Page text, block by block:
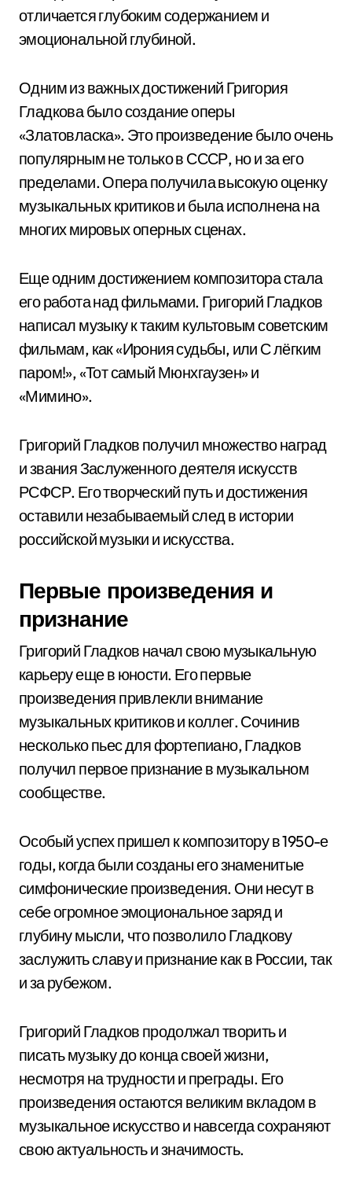
отличается глубоким содержанием и
эмоциональной глубиной.
Одним из важных достижений Григория
Гладкова было создание оперы
«Златовласка». Это произведение было очень
популярным не только в СССР, но и за его
пределами. Опера получила высокую оценку
музыкальных критиков и была исполнена на
многих мировых оперных сценах.
Еще одним достижением композитора стала
его работа над фильмами. Григорий Гладков
написал музыку к таким культовым советским
фильмам, как «Ирония судьбы, или С лёгким
паром!», «Тот самый Мюнхгаузен» и
«Мимино».
Григорий Гладков получил множество наград
и звания Заслуженного деятеля искусств
РСФСР. Его творческий путь и достижения
оставили незабываемый след в истории
российской музыки и искусства.
Первые произведения и
признание
Григорий Гладков начал свою музыкальную
карьеру еще в юности. Его первые
произведения привлекли внимание
музыкальных критиков и коллег. Сочинив
несколько пьес для фортепиано, Гладков
получил первое признание в музыкальном
сообществе.
Особый успех пришел к композитору в 1950-е
годы, когда были созданы его знаменитые
симфонические произведения. Они несут в
себе огромное эмоциональное заряд и
глубину мысли, что позволило Гладкову
заслужить славу и признание как в России, так
и за рубежом.
Григорий Гладков продолжал творить и
писать музыку до конца своей жизни,
несмотря на трудности и преграды. Его
произведения остаются великим вкладом в
музыкальное искусство и навсегда сохраняют
свою актуальность и значимость.